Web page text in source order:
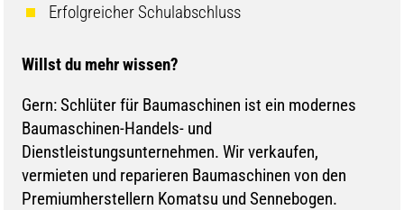
Erfolgreicher Schulabschluss
Willst du mehr wissen?
Gern: Schlüter für Baumaschinen ist ein modernes
Baumaschinen-Handels- und
Dienstleistungsunternehmen. Wir verkaufen,
vermieten und reparieren Baumaschinen von den
Premiumherstellern Komatsu und Sennebogen.